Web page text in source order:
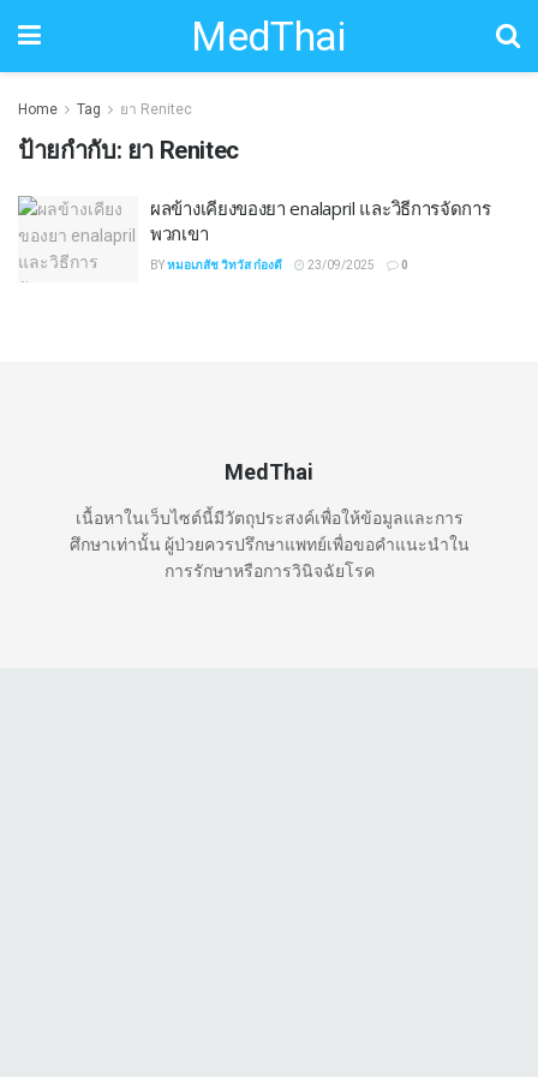
MedThai
Home Tag ยา Renitec
ป้ายกำกับ: ยา Renitec
ผลข้างเคียงของยา enalapril และวิธีการจัดการ
พวกเขา
BYหมอเภสัช วิทวัส ก๋องดี 23/09/2025 0
MedThai
เนื้อหาในเว็บไซต์นี้มีวัตถุประสงค์เพื่อให้ข้อมูลและการ
ศึกษาเท่านั้น ผู้ป่วยควรปรึกษาแพทย์เพื่อขอคำแนะนำใน
การรักษาหรือการวินิจฉัยโรค